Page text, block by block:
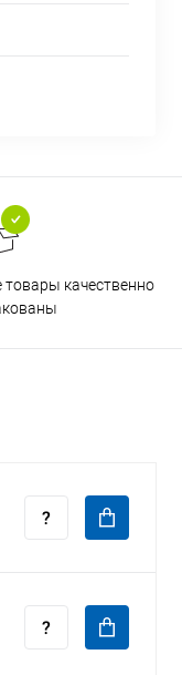
товары качественно